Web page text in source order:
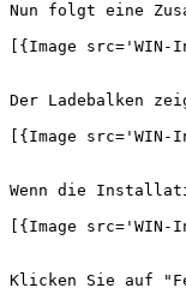
Nun folgt eine
[{Image
Der Ladebalken
[{Image
Wenn die
[{Image
Klicken Sie auf